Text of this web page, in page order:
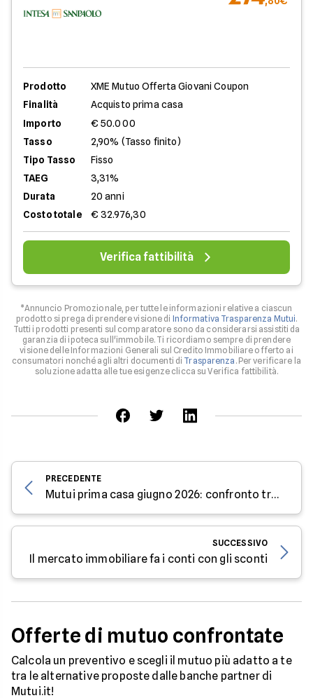
Prodotto
XME Mutuo Offerta Giovani Coupon
Finalità
Acquisto prima casa
Importo
€ 50.000
Tasso
2,90% (Tasso finito)
Tipo Tasso
Fisso
TAEG
3,31%
Durata
20 anni
Costo totale
€ 32.976,30
Verifica fattibilità
*Annuncio Promozionale, per tutte le informazioni relative a ciascun
prodotto si prega di prendere visione di Informativa Trasparenza Mutui.
Tutti i prodotti presenti sul comparatore sono da considerarsi assistiti da
garanzia di ipoteca sull'immobile. Ti ricordiamo sempre di prendere
visione delle Informazioni Generali sul Credito Immobiliare offerto ai
consumatori nonché agli altri documenti di Trasparenza . Per verificare la
soluzione adatta alle tue esigenze clicca su Verifica fattibilità.
PRECEDENTE
Mutui prima casa giugno 2026: confronto tra tassi e rate
SUCCESSIVO
Il mercato immobiliare fa i conti con gli sconti
Offerte di mutuo confrontate
Calcola un preventivo e scegli il mutuo più adatto a te
tra le alternative proposte dalle banche partner di
Mutui.it!